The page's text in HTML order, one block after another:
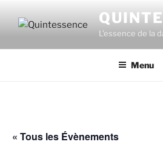
principal
L'essence de la
Menu
« Tous les Évènements